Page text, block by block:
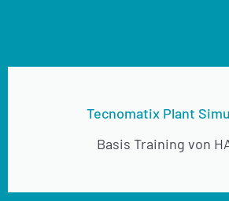
Tecnomatix Plant
Basis Training von